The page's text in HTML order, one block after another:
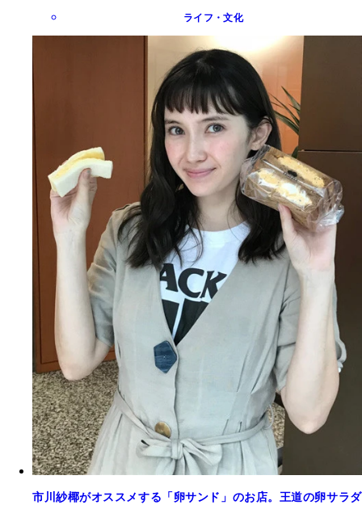
ライフ・文化
市川紗椰がオススメする「卵サンド」のお店。王道の卵サラダ